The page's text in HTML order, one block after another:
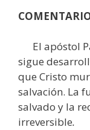
El apóstol
sigue
que Cristo
salvación. La
salvado y la
irreversible.